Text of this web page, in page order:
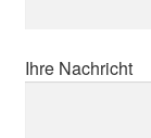
Ihre Nachricht